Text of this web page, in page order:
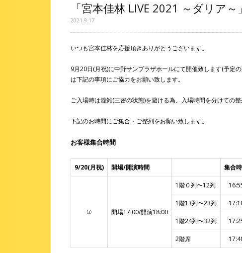
「宮本佳林 LIVE 2021 ～ダリア
2021.9.17
いつも宮本佳林を応援頂きありがとうございます。
9月20日(月祝)に中野サンプラザホールにて開催致します(予定
は下記の事項にご協力をお願い致します。
ご入場時は混雑(三密の状態)を避ける為、入場時間を分けての整
下記のお時間にご集合・ご整列をお願い致します。
お客様集合時間
9/20(月祝) 開場/開演時間 集合
① 開場17:00/開演18:00
1階０列〜12列
1階13列〜23列
1階24列〜32列
2階席